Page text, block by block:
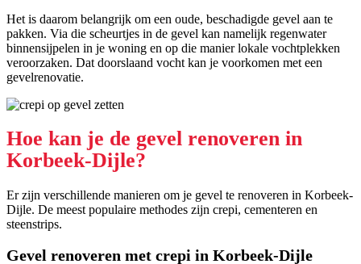
Het is daarom belangrijk om een oude, beschadigde gevel aan te
pakken. Via die scheurtjes in de gevel kan namelijk regenwater
binnensijpelen in je woning en op die manier lokale vochtplekken
veroorzaken. Dat doorslaand vocht kan je voorkomen met een
gevelrenovatie.
Hoe kan je de gevel renoveren in
Korbeek-Dijle?
Er zijn verschillende manieren om je gevel te renoveren in Korbeek-
Dijle. De meest populaire methodes zijn crepi, cementeren en
steenstrips.
Gevel renoveren met crepi in Korbeek-Dijle